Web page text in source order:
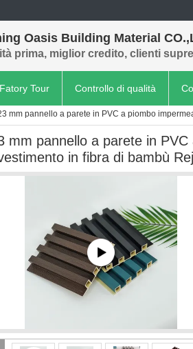
Oasis Building Material
prima, miglior credito, clienti
Fatory Tour Controllo di qualità
mm pannello a parete in PVC a piombo
mm pannello a parete in
in fibra di bambù